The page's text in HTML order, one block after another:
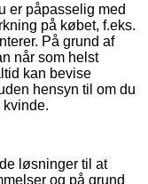
er påpasselig med
på købet, f.eks.
På grund af
når som helst
kan bevise
hensyn til om du
kvinde.
løsninger til at
og på grund